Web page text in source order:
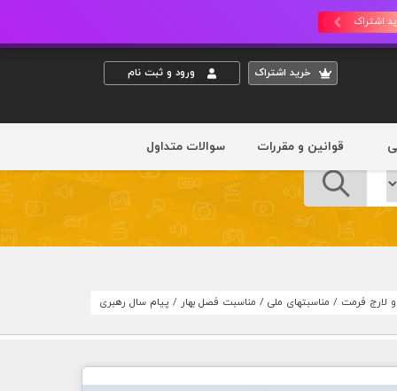
اشتراک
خريد اشتراک ورود و ثبت نام
قوانین و مقررات سوالات متداول
و لارج فرمت / مناسبتهای ملی / مناسبت فصل بهار / پیام سال رهبری